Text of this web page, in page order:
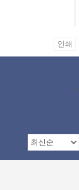
인쇄
»